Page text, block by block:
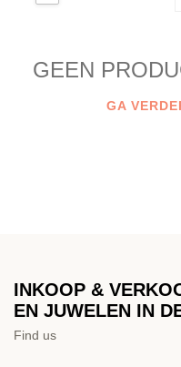
GEEN
GA
INKOOP &
EN JUWELEN IN
Find us